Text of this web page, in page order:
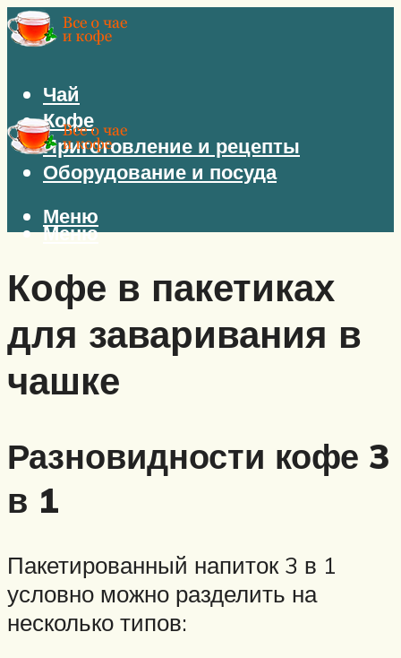
Чай
Кофе
Приготовление и рецепты
Оборудование и посуда
Меню
Меню
Кофе в пакетиках
для заваривания в
чашке
Разновидности кофе 3
в 1
Пакетированный напиток 3 в 1
условно можно разделить на
несколько типов: